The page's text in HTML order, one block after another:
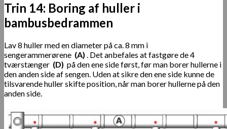
Trin 14: Boring af huller i
bambusbedrammen
Lav 8 huller med en diameter på ca. 8 mm i
sengerammerørene (A) . Det anbefales at fastgøre de 4
tværstænger (D) på den ene side først, før man borer hullerne i
den anden side af sengen. Uden at sikre den ene side kunne de
tilsvarende huller skifte position, når man borer hullerne på den
anden side.